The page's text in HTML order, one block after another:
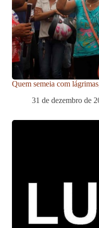
Quem semeia com
31 de dezembro de